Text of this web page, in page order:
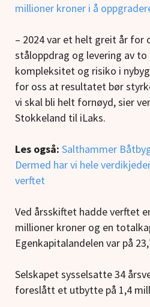
millioner kroner i å
– 2024 var et helt greit år for
ståloppdrag og levering av to
kompleksitet og risiko i
for oss at resultatet bør
vi skal bli helt fornøyd, sier
Stokkeland til iLaks.
Les også: Salthammer
Dermed har vi hele
verftet
Ved årsskiftet hadde verftet
millioner kroner og en
Egenkapitalandelen var på
Selskapet sysselsatte 34
foreslått et utbytte på 1,4